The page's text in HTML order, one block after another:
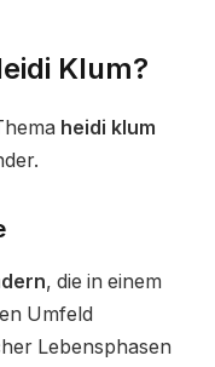
Klum?
heidi klum
, die in einem
Umfeld
Lebensphasen